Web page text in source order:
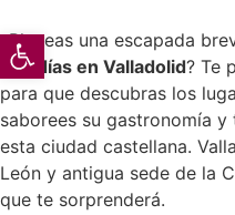
Abrir barra de
¿Planeas una escapada
dos días en Valladolid? Te
para que descubras los
saborees su gastronomía
esta ciudad castellana.
León y antigua sede de la
que te sorprenderá.